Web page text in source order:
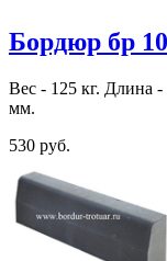
Бордюр бр
Вес - 125 кг. Длина
мм.
530 руб.